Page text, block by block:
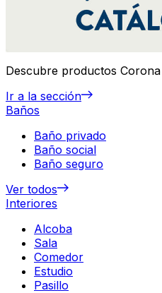
Descubre productos
Ir a la sección
Baños
Baño privado
Baño social
Baño seguro
Ver todos
Interiores
Alcoba
Sala
Comedor
Estudio
Pasillo